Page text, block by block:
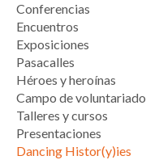
Conferencias
Encuentros
Exposiciones
Pasacalles
Héroes y heroínas
Campo de voluntariado
Talleres y cursos
Presentaciones
Dancing Histor(y)ies